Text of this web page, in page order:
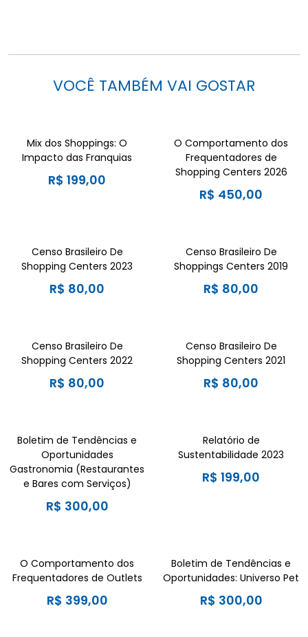
VOCÊ TAMBÉM VAI GOSTAR
Mix dos Shoppings: O
Impacto das Franquias
R$ 199,00
O Comportamento dos
Frequentadores de
Shopping Centers 2026
R$ 450,00
Censo Brasileiro De
Shopping Centers 2023
R$ 80,00
Censo Brasileiro De
Shoppings Centers 2019
R$ 80,00
Censo Brasileiro De
Shopping Centers 2022
R$ 80,00
Censo Brasileiro De
Shopping Centers 2021
R$ 80,00
Boletim de Tendências e
Oportunidades
Gastronomia (Restaurantes
e Bares com Serviços)
R$ 300,00
Relatório de
Sustentabilidade 2023
R$ 199,00
O Comportamento dos
Frequentadores de Outlets
R$ 399,00
Boletim de Tendências e
Oportunidades: Universo Pet
R$ 300,00